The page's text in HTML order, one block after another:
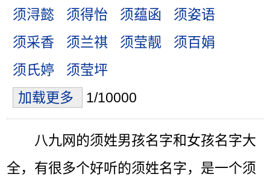
须浔懿
须得怡 须蕴函
须姿语
须采香
须兰祺 须莹靓
须百娟
须氏婷
须莹坪
加载更多
1/10000
八九网的须姓男孩名字和女孩名字大
全，有很多个好听的须姓名字，是一个须